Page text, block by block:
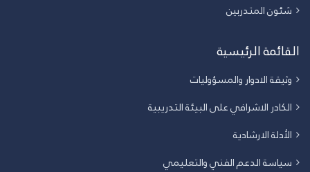
شئون المتدربين
القائمة الرئيسية
وثيقة الادوار والمسؤوليات
الكادر الاشرافي على البيئة التدريبية
الأدلة الارشادية
سياسة الدعم الفني والتعليمي